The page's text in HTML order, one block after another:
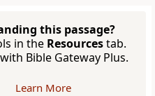
this passage?
in the Resourcestab.
with Bible Gateway Plus.
Learn More